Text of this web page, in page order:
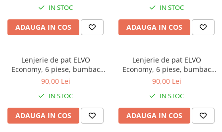
Gri
Mov
Bej
Imprimeu
IN STOC
ADAUGA IN COS
IN STOC
ADAUGA IN COS
Lenjerie de pat ELVO
Economy, 6 piese, bumbac
policoton, alba, cu flori
90,00 Lei
IN STOC
ADAUGA IN COS
Lenjerie de pat ELVO
Economy, 6 piese, bumbac
policoton, gri, cu flori albe
90,00 Lei
IN STOC
ADAUGA IN COS